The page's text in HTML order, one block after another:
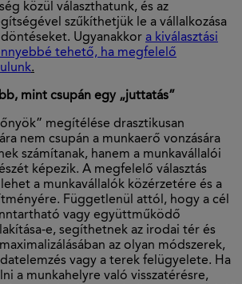
közül választhatunk, és az
szűkíthetjük le a vállalkozása
Ugyanakkor a kiválasztási
tehető, ha megfelelő
.
mint csupán egy „juttatás”
megítélése drasztikusan
nem csupán a munkaerő vonzására
számítanak, hanem a munkavállalói
képezik. A megfelelő választás
a munkavállalók közérzetére és a
Függetlenül attól, hogy a cél
vagy együttműködő
e, segíthetnek az irodai tér és
az olyan módszerek,
vagy a terek felügyelete. Ha
a munkahelyre való visszatérésre,